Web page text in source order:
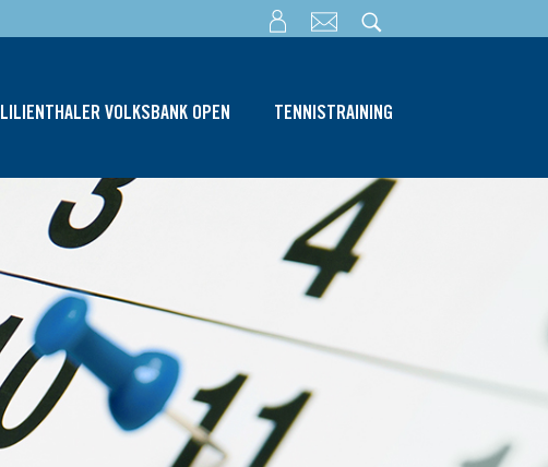
LILIENTHALER VOLKSBANK OPEN TENNISTRAINING